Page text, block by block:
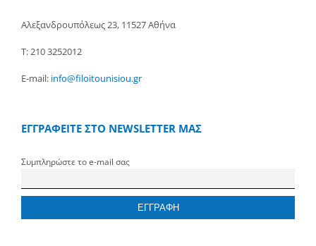
Αλεξανδρουπόλεως 23, 11527 Αθήνα
Τ: 210 3252012
E-mail: info@filoitounisiou.gr
ΕΓΓΡΑΦΕΙΤΕ ΣΤΟ NEWSLETTER ΜΑΣ
Συμπληρώστε το e-mail σας